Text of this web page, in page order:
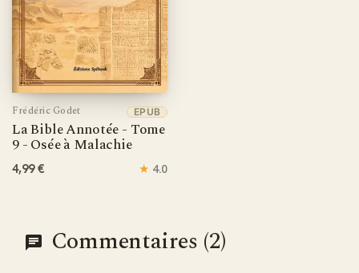
Frédéric Godet
La Bible Annotée - Tome
9 - Osée à Malachie
EPUB
4,99 € ★ 4.0
Commentaires (2)